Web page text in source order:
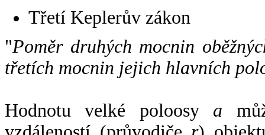
Třetí Keplerův zákon
"Poměr druhých mocnin
třetích mocnin jejich hlavních
Hodnotu velké poloosy a